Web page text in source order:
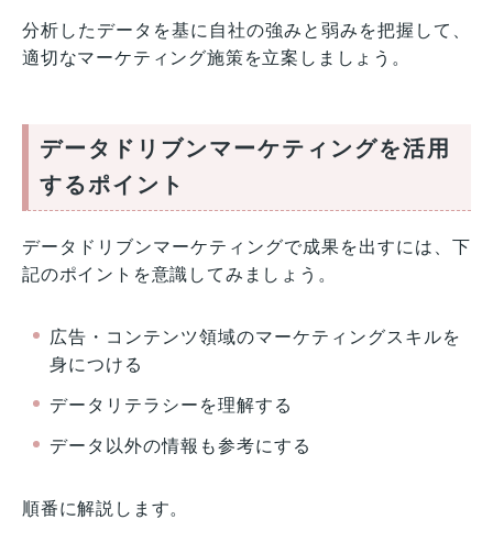
分析したデータを基に自社の強みと弱みを把握して、
適切なマーケティング施策を立案しましょう。
データドリブンマーケティングを活用
するポイント
データドリブンマーケティングで成果を出すには、下
記のポイントを意識してみましょう。
広告・コンテンツ領域のマーケティングスキルを
身につける
データリテラシーを理解する
データ以外の情報も参考にする
順番に解説します。